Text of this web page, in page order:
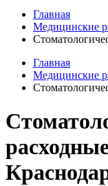
Главная
Медицинские
Главная
Медицинские